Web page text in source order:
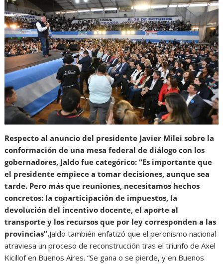
Respecto al anuncio del presidente Javier Milei sobre la
conformación de una mesa federal de diálogo con los
gobernadores, Jaldo fue categórico: “Es importante que
el presidente empiece a tomar decisiones, aunque sea
tarde. Pero más que reuniones, necesitamos hechos
concretos: la coparticipación de impuestos, la
devolución del incentivo docente, el aporte al
transporte y los recursos que por ley corresponden a las
provincias”.Jaldo también enfatizó que el peronismo nacional
atraviesa un proceso de reconstrucción tras el triunfo de Axel
Kicillof en Buenos Aires. “Se gana o se pierde, y en Buenos